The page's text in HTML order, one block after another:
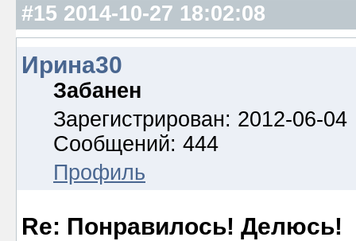
#15 2014-10-27 18:02:08
Ирина30
Забанен
Зарегистрирован: 2012-06-04
Сообщений: 444
Профиль
Re: Понравилось! Делюсь!